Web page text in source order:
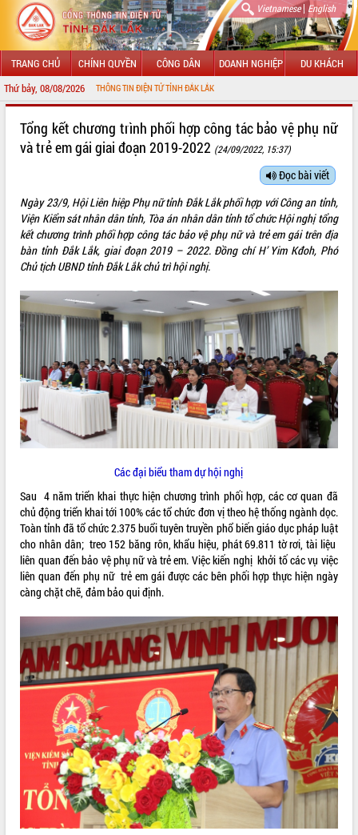
Vietnamese| English
TRANG CHỦ CHÍNH QUYỀN CÔNG DÂN DOANH NGHIỆP DU KHÁCH
Thứ bảy, 08/08/2026
CỔNG THÔNG TIN ĐIỆN TỬ TỈNH ĐẮK LẮK
LÃNH ĐẠO UBND TỈNH
SỞ, BAN, NGÀNH
UBND CÁC XÃ, PHƯỜNG
HỆ THỐNG VĂN BẢN
VĂN BẢN HĐND TỈNH
ĐIỂM TIN VĂN BẢN
QUY HOẠCH - KẾ HOẠCH
Tổng kết chương trình phối hợp công tác bảo vệ phụ nữ
và trẻ em gái giai đoạn 2019-2022 (24/09/2022, 15:37)
Đọc bài viết
Ngày 23/9, Hội Liên hiệp Phụ nữ tỉnh Đắk Lắk phối hợp với Công an tỉnh,
Viện Kiểm sát nhân dân tỉnh, Tòa án nhân dân tỉnh tổ chức Hội nghị tổng
kết chương trình phối hợp công tác bảo vệ phụ nữ và trẻ em gái trên địa
bàn tỉnh Đắk Lắk, giai đoạn 2019 – 2022. Đồng chí H’ Yim Kđoh, Phó
Chủ tịch UBND tỉnh Đắk Lắk chủ trì hội nghị.
Các đại biểu tham dự hội nghị
Sau 4 năm triển khai thực hiện chương trình phối hợp, các cơ quan đã
chủ động triển khai tới 100% các tổ chức đơn vị theo hệ thống ngành dọc.
Toàn tỉnh đã tổ chức 2.375 buổi tuyên truyền phổ biến giáo dục pháp luật
cho nhân dân; treo 152 băng rôn, khẩu hiệu, phát 69.811 tờ rơi, tài liệu
liên quan đến bảo vệ phụ nữ và trẻ em. Việc kiến nghị khởi tố các vụ việc
liên quan đến phụ nữ trẻ em gái được các bên phối hợp thực hiện ngày
càng chặt chẽ, đảm bảo qui định.